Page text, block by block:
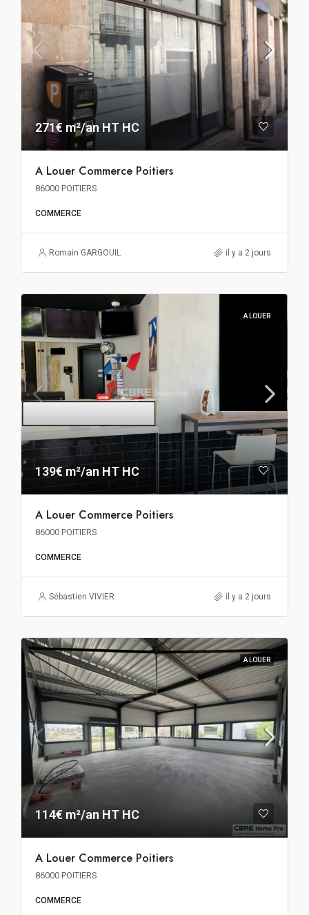
271€ m²/an HT HC
A Louer Commerce Poitiers
86000 POITIERS
COMMERCE
Romain GARGOUIL il y a 2 jours
A LOUER
139€ m²/an HT HC
A Louer Commerce Poitiers
86000 POITIERS
COMMERCE
Sébastien VIVIER il y a 2 jours
A LOUER
114€ m²/an HT HC
A Louer Commerce Poitiers
86000 POITIERS
COMMERCE